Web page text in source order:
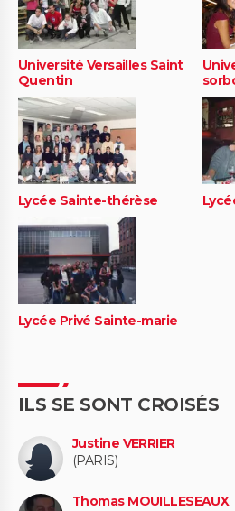
Université Versailles Saint
Quentin
Lycée Sainte-thérèse
Lycée Privé Sainte-marie
ILS SE SONT CROISÉS
Justine VERRIER
(PARIS)
Thomas MOUILLESEAUX